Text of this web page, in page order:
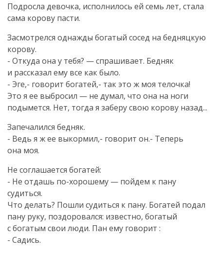
Подросла девочка, исполнилось ей семь лет, стала
сама корову пасти.
Засмотрелся однажды богатый сосед на бедняцкую
корову.
- Откуда она у тебя? — спрашивает. Бедняк
и рассказал ему все как было.
- Эге,- говорит богатей,- так это ж моя телочка!
Это я ее выбросил — не думал, что она на ноги
подымется. Нет, тогда я заберу свою корову назад...
Запечалился бедняк.
- Ведь я ж ее выкормил,- говорит он.- Теперь
она моя.
Не соглашается богатей:
- Не отдашь по-хорошему — пойдем к пану
судиться.
Что делать? Пошли судиться к пану. Богатей подал
пану руку, поздоровался: известно, богатый
с богатым свои люди. Пан ему говорит :
- Садись.